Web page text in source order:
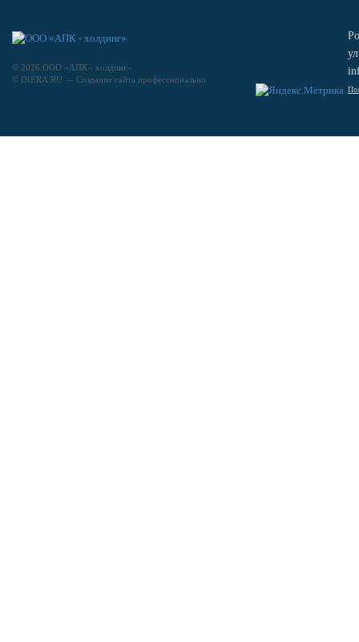
© 2026 ООО «АПК - холдинг»
© DIERA.RU — Создание сайта профессионально